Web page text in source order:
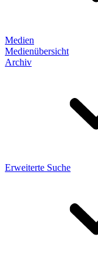
Medien
Medienübersicht
Archiv
Erweiterte Suche